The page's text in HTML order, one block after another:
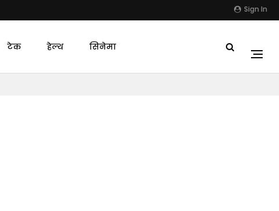
Sign In
टेक हेल्थ सिनेमा